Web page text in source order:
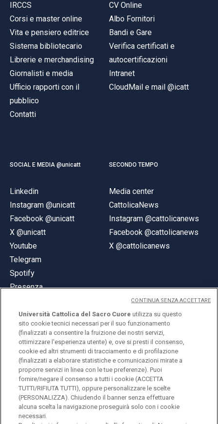
IRCCS
Corsi e master online
Vita e pensiero editrice
Sistema bibliotecario
Librerie e merchandising
Giornalisti e media
Ufficio rapporti con il
pubblico
Contatti
CV Online
Albo Fornitori
Bandi e Gare
Verifica certificati e
autocertificazioni
Intranet
CloudMail e mail @icatt
SOCIAL E MEDIA @unicatt
Linkedin
Instagram @unicatt
Facebook @unicatt
X @unicatt
Youtube
Telegram
Spotify
Presenza
SECONDO TEMPO
Media center
CattolicaNews
Instagram @cattolicanews
Facebook @cattolicanews
X @cattolicanews
© Università Cattolica del Sacro Cuore
Largo A. Gemelli 1, 20123 Milano
PI 02133120150
ENGLISH
Università Cattolica del Sacro Cuore utilizza su questo
sito cookie tecnici necessari per il suo funzionamento
(finalizzati a consentire la fruizione dei nostri servizi,
ottimizzare l'esperienza utente) e, ove si presti il consenso,
cookie ed altri strumenti di tracciamento e di profilazione
(finalizzati a elaborare statistiche e comunicazioni mirate a
proporre servizi in linea con le tue preferenze). Puoi
fornire/negare il consenso a tutti i cookie (ACCETTA
TUTTI/RIFIUTA TUTTI), oppure personalizzare le scelte
(PERSONALIZZA). Chiudendo il banner senza effettuare
alcuna scelta la navigazione proseguirà solo con i cookie
necessari.
CONTINUA SENZA ACCETTARE